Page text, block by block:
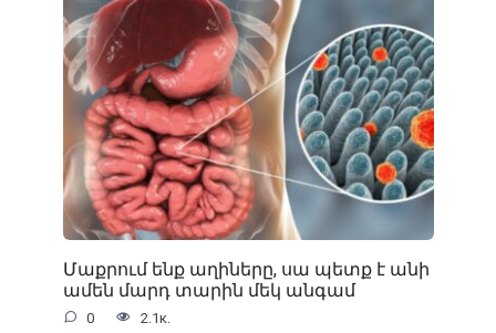
Մաքրում ենք աղիները, սա պետք է անի
ամեն մարդ տարին մեկ անգամ
0 2.1к.